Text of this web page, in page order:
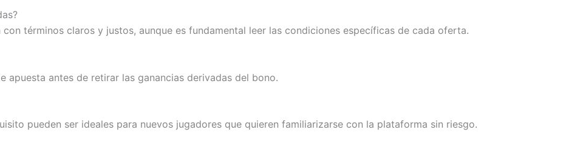
términos claros y justos, aunque es fundamental leer las condiciones específicas de cada oferta.
apuesta antes de retirar las ganancias derivadas del bono.
pueden ser ideales para nuevos jugadores que quieren familiarizarse con la plataforma sin riesgo.